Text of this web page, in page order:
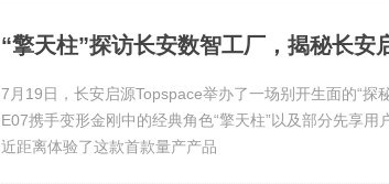
“擎天柱”探访长安数智工厂，揭秘长安
7月19日，长安启源Topspace举办了一场别开生面的“探
E07携手变形金刚中的经典角色“擎天柱”以及部分先享用
近距离体验了这款首款量产产品